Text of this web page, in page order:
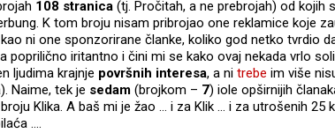
108 stranica (tj. Pročitah, a ne prebrojah) od kojih
K tom broju nisam pribrojao one reklamice koje
ni one sponzorirane članke, koliko god netko tvrdio
poprilično iritantno i čini mi se kako ovaj nekada vrlo
ljudima krajnje površnih interesa, a ni trebe im više
Naime, tek je sedam (brojkom – 7) iole opširnijih
Klika. A baš mi je žao … i za Klik … i za utrošenih 25
….